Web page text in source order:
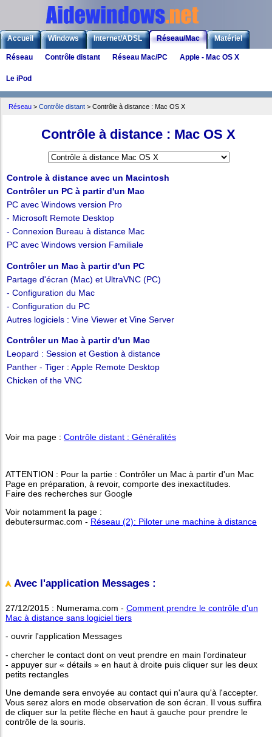
Accueil Windows Internet/ADSL Réseau/Mac Matériel
Logiciels Liens Jeux
Réseau Contrôle distant Réseau Mac/PC Apple - Mac OS X
Le iPod
Réseau > Contrôle distant > Contrôle à distance : Mac OS X
Contrôle à distance : Mac OS X
Controle à distance avec un Macintosh
Contrôler un PC à partir d'un Mac
PC avec Windows version Pro
- Microsoft Remote Desktop
- Connexion Bureau à distance Mac
PC avec Windows version Familiale
Contrôler un Mac à partir d'un PC
Partage d'écran (Mac) et UltraVNC (PC)
- Configuration du Mac
- Configuration du PC
Autres logiciels : Vine Viewer et Vine Server
Contrôler un Mac à partir d'un Mac
Leopard : Session et Gestion à distance
Panther - Tiger : Apple Remote Desktop
Chicken of the VNC
Voir ma page : Contrôle distant : Généralités
ATTENTION : Pour la partie : Contrôler un Mac à partir d'un Mac
Page en préparation, à revoir, comporte des inexactitudes.
Faire des recherches sur Google
Voir notamment la page :
debutersurmac.com - Réseau (2): Piloter une machine à distance
Avec l'application Messages :
27/12/2015 : Numerama.com - Comment prendre le contrôle d'un
Mac à distance sans logiciel tiers
- ouvrir l'application Messages
- chercher le contact dont on veut prendre en main l'ordinateur
- appuyer sur « détails » en haut à droite puis cliquer sur les deux
petits rectangles
Une demande sera envoyée au contact qui n'aura qu'à l'accepter.
Vous serez alors en mode observation de son écran. Il vous suffira
de cliquer sur la petite flèche en haut à gauche pour prendre le
contrôle de la souris.